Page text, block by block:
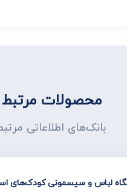
محصولات
بانک‌های اطلاعاتی
لباس و سیسمونی کودک‌های